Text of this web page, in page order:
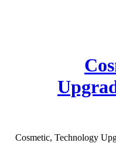
Cosmetic, Technology